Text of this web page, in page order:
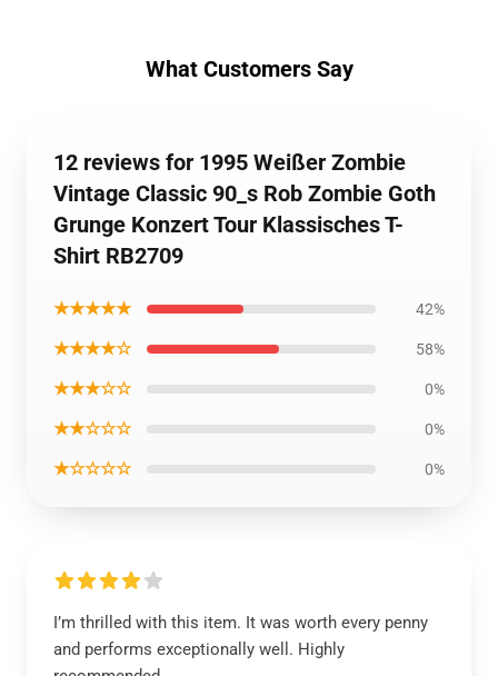
What Customers Say
12 reviews for 1995 Weißer Zombie
Vintage Classic 90_s Rob Zombie Goth
Grunge Konzert Tour Klassisches T-
Shirt RB2709
★★★★★ 42%
★★★★☆ 58%
★★★☆☆ 0%
★★☆☆☆ 0%
★☆☆☆☆ 0%
I’m thrilled with this item. It was worth every penny
and performs exceptionally well. Highly